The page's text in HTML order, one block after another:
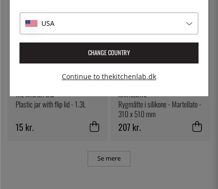
THE KITCHEN LAB
Plastic jar with flip lid - 1.3L
15 kr.
MARTELLATO
Rygmåtte i silikone - Martellato -
310 x 510 mm
207 kr.
Se mere
USA
CHANGE COUNTRY
Continue to thekitchenlab.dk